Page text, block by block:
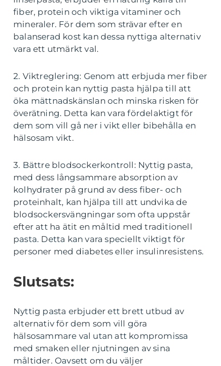
fiber, protein och viktiga vitaminer och
mineraler. För dem som strävar efter en
balanserad kost kan dessa nyttiga alternativ
vara ett utmärkt val.
2. Viktreglering: Genom att erbjuda mer fiber
och protein kan nyttig pasta hjälpa till att
öka mättnadskänslan och minska risken för
överätning. Detta kan vara fördelaktigt för
dem som vill gå ner i vikt eller bibehålla en
hälsosam vikt.
3. Bättre blodsockerkontroll: Nyttig pasta,
med dess långsammare absorption av
kolhydrater på grund av dess fiber- och
proteinhalt, kan hjälpa till att undvika de
blodsockersvängningar som ofta uppstår
efter att ha ätit en måltid med traditionell
pasta. Detta kan vara speciellt viktigt för
personer med diabetes eller insulinresistens.
Slutsats:
Nyttig pasta erbjuder ett brett utbud av
alternativ för dem som vill göra
hälsosammare val utan att kompromissa
med smaken eller njutningen av sina
måltider. Oavsett om du väljer